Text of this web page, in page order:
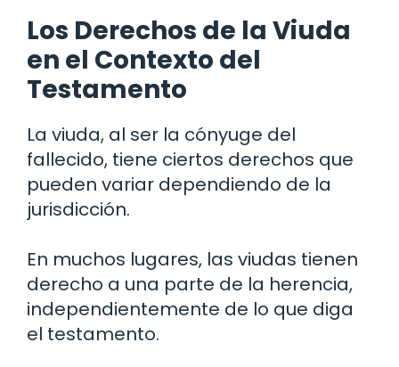
Los Derechos de la Viuda
en el Contexto del
Testamento
La viuda, al ser la cónyuge del
fallecido, tiene ciertos derechos que
pueden variar dependiendo de la
jurisdicción.
En muchos lugares, las viudas tienen
derecho a una parte de la herencia,
independientemente de lo que diga
el testamento.